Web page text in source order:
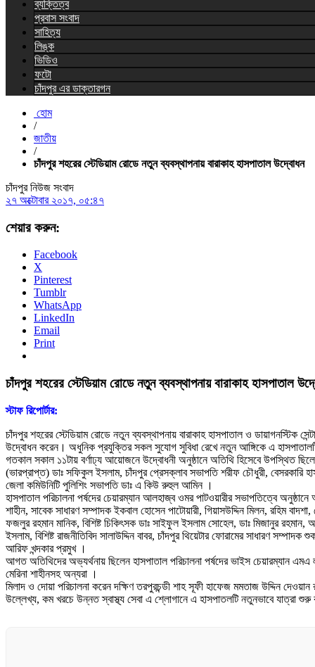
ব্যক্তিত্ব
প্রবাস সংবাদ
সাহিত্য
লিঙ্ক
ভিডিও
ফটো
চাঁদপুর এর ডাক্তারগন
হোম
/
জাতীয়
/
চাঁদপুর শহরের স্টেডিয়াম রোডে নতুন ব্যবস্থাপনায় বারাকাহ হাসপাতাল উদ্বোধন
চাঁদপুর নিউজ সংবাদ
২৭ অক্টোবার ২০১৭, ০৫:৪৭
শেয়ার করুন:
Facebook
X
Pinterest
Tumblr
WhatsApp
LinkedIn
Email
Print
চাঁদপুর শহরের স্টেডিয়াম রোডে নতুন ব্যবস্থাপনায় বারাকাহ হাসপাতাল
স্টাফ রিপোর্টার:
চাঁদপুর শহরের স্টেডিয়াম রোডে নতুন ব্যবস্থাপনায় বারাকাহ হাসপাতাল ও ডায়াগনস্টিক
উদ্বোধন করেন। অধুনিক প্রযুক্তির সকল সুযোগ সুবিধা রেখে নতুন আঙ্গিকে এ হাসপাতালটি
গতকাল সকাল ১১টায় বর্ণাঢ্য আয়োজনে উদ্বোধনী অনুষ্ঠানে অতিথি হিসেবে উপস্থিত
(ভারপ্রাপ্ত) ডাঃ সফিকুল ইসলাম, চাঁদপুর প্রেসক্লাব সভাপতি শরীফ চৌধুরী, বেসরকারি
জেলা কমিউনিটি পুলিশিং সভাপতি ডাঃ এ কিউ রুহুল আমিন ।
হাসপাতাল পরিচালনা পর্ষদের চেয়ারম্যান আলহাজ্ব ওমর পাটওয়ারীর সভাপতিত্বে
শাহীন, সাবেক সাধারণ সম্পাদক ইকবাল হোসেন পাটোয়ারী, গিয়াসউদ্দিন মিলন, রহিম
ফজলুর রহমান মানিক, বিশিষ্ট চিকিৎসক ডাঃ সাইফুল ইসলাম সোহেল, ডাঃ মিজানুর
ইসলাম, বিশিষ্ট রাজনীতিবিদ সালাউদ্দিন বাবর, চাঁদপুর থিয়েটার ফোরামের সাধারণ
আরিফ খন্দকার প্রমুখ ।
আগত অতিথিদের অভ্যর্থনায় ছিলেন হাসপাতাল পরিচালনা পর্ষদের ভাইস চেয়ারম্যান
মেরিনা শাহীনসহ অন্যরা ।
মিলাদ ও দোয়া পরিচালনা করেন দক্ষিণ তরপুরচন্ডী শাহ সূফী হাফেজ মমতাজ উদ্দিন
উল্লেখ্য, কম খরচে উন্নত স্বাস্থ্য সেবা এ শ্লোগানে এ হাসপাতলটি নতুনভাবে যাত্রা